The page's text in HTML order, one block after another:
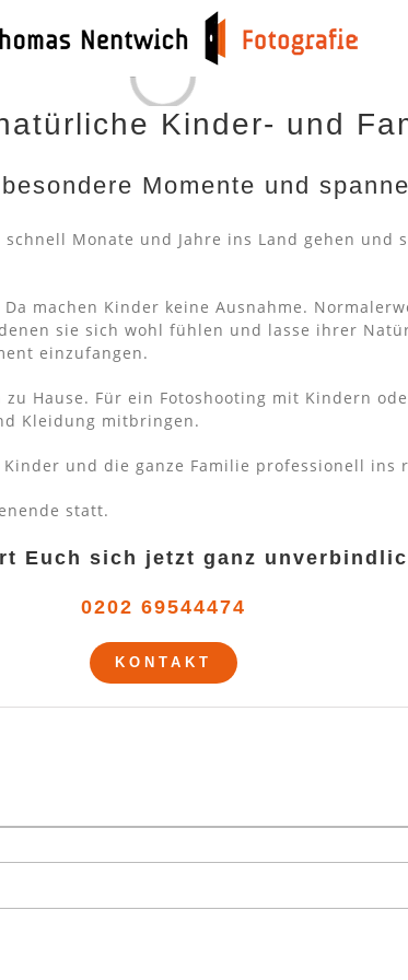
Loading...
Kinder- und
Momente und
Monate und Jahre ins Land gehen
machen Kinder keine Ausnahme.
sie sich wohl fühlen und lasse ihrer
einzufangen.
Hause. Für ein Fotoshooting mit Kindern
Kleidung mitbringen.
Kinder und die ganze Familie professionell ins
statt.
Euch sich jetzt ganz
0202 69544474
KONTAKT